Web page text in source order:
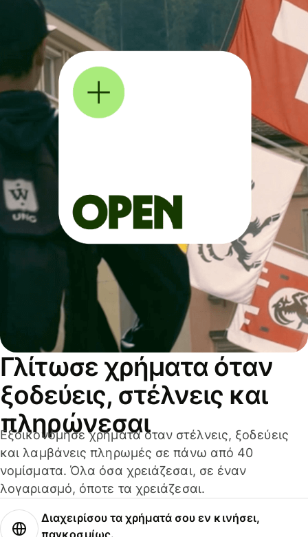
Γλίτωσε χρήματα όταν
ξοδεύεις, στέλνεις και
πληρώνεσαι
Εξοικονόμησε χρήματα όταν στέλνεις, ξοδεύεις
και λαμβάνεις πληρωμές σε πάνω από 40
νομίσματα. Όλα όσα χρειάζεσαι, σε έναν
λογαριασμό, όποτε τα χρειάζεσαι.
Διαχειρίσου τα χρήματά σου εν κινήσει,
παγκοσμίως.